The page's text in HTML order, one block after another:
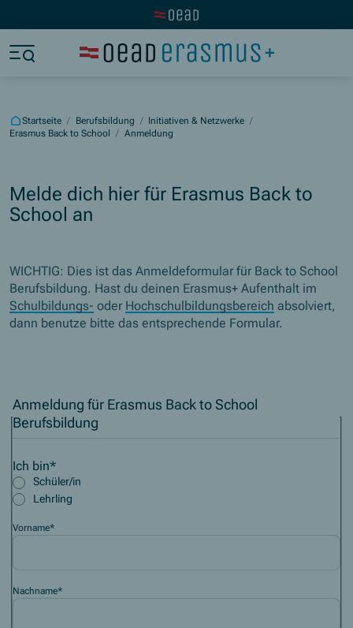
Startseite / Berufsbildung / Initiativen & Netzwerke /
Erasmus Back to School
/ Anmeldung
Melde dich hier für Erasmus Back to
School an
WICHTIG: Dies ist das Anmeldeformular für Back to School
Berufsbildung. Hast du deinen Erasmus+ Aufenthalt im
Schulbildungs- oder Hochschulbildungsbereich absolviert,
dann benutze bitte das entsprechende Formular.
Anmeldung für Erasmus Back to School
Berufsbildung
Ich bin*
Schüler/in
Lehrling
Vorname*
Nachname*